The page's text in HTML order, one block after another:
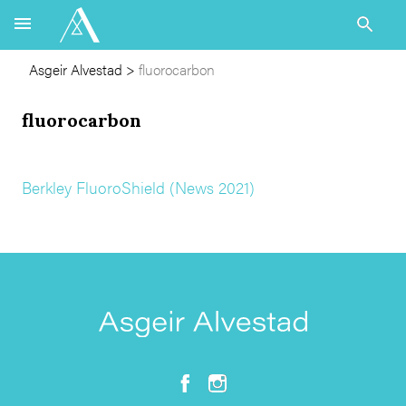
Asgeir Alvestad > fluorocarbon
fluorocarbon
Berkley FluoroShield (News 2021)